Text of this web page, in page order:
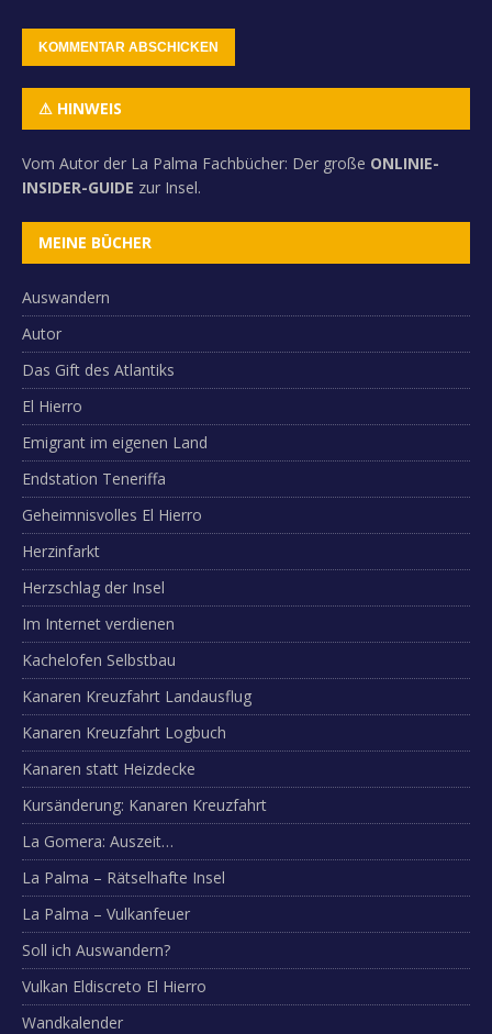
⚠ HINWEIS
Vom Autor der La Palma Fachbücher: Der große ONLINIE-
INSIDER-GUIDE zur Insel.
MEINE BÜCHER
Auswandern
Autor
Das Gift des Atlantiks
El Hierro
Emigrant im eigenen Land
Endstation Teneriffa
Geheimnisvolles El Hierro
Herzinfarkt
Herzschlag der Insel
Im Internet verdienen
Kachelofen Selbstbau
Kanaren Kreuzfahrt Landausflug
Kanaren Kreuzfahrt Logbuch
Kanaren statt Heizdecke
Kursänderung: Kanaren Kreuzfahrt
La Gomera: Auszeit…
La Palma – Rätselhafte Insel
La Palma – Vulkanfeuer
Soll ich Auswandern?
Vulkan Eldiscreto El Hierro
Wandkalender